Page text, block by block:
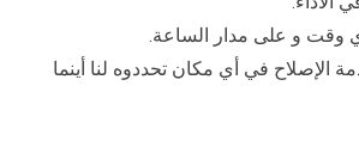
وقت و على مدار الساعة.
الإصلاح في أي مكان تحددوه لنا أينما